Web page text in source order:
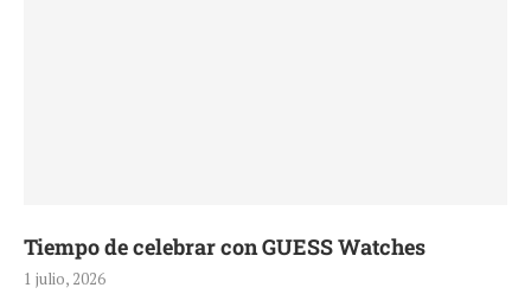
Tiempo de celebrar con GUESS Watches
1 julio, 2026